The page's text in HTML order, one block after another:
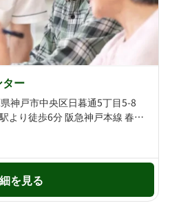
ー
神戸市中央区日暮通5丁目5-8
阪神本線 春日野道駅より徒歩6分 阪急神戸本線 春日野道駅より徒歩7分
を見る